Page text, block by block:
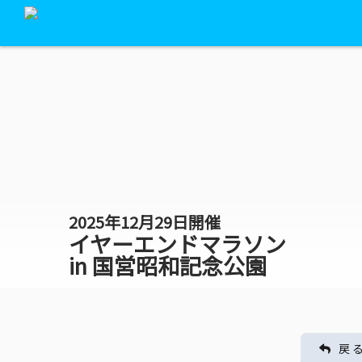
2025年12月29日開催
イヤーエンドマラソン
in 国営昭和記念公園
戻